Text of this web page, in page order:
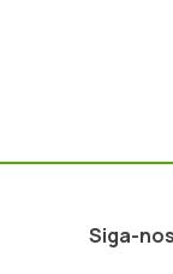
Siga-